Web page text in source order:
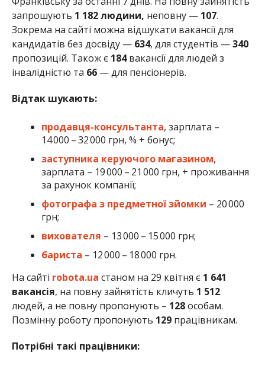
запрошують 1 182 людини, неповну — 107.
Зокрема на сайті можна відшукати вакансії для
кандидатів без досвіду — 634, для студентів —340
пропозицій. Також є 184вакансії для людей з
інвалідністю та 66 — для пенсіонерів.
Відтак шукають:
продавця-консультанта, зарплата –
14 000 – 32 000 грн, % + бонус;
заступника керуючого магазином,
зарплата – 19 000 – 21 000 грн, + проживання
за рахунок компанії;
фотографа з предметної зйомки – 20 000
грн;
вихователя – 13 000 – 15 000 грн;
бариста – 12 000 – 18 000 грн.
На сайті robota.ua станом на 29 квітня є 1 641
вакансія, на повну зайнятість кличуть 1 512
людей, а не повну пропонують – 128особам.
Позмінну роботу пропонують 129працівникам.
Потрібні такі працівники: